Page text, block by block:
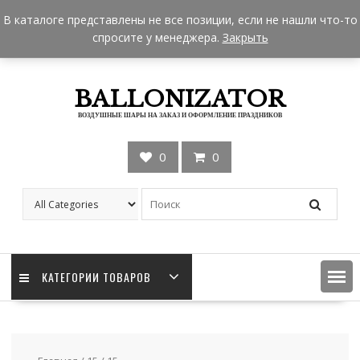
to
+7 962 957-18-50
zakaz@ballonizator.ru
Мы в Москве
Часы работы: 9:00 - 22:00
BALLONIZATOR
ВОЗДУШНЫЕ ШАРЫ НА ЗАКАЗ И ОФОРМЛЕНИЕ ПРАЗДНИКОВ
0 0
КАТЕГОРИИ ТОВАРОВ
В каталоге представлены не все позиции, если не нашли что-то
спросите у менеджера. Закрыть